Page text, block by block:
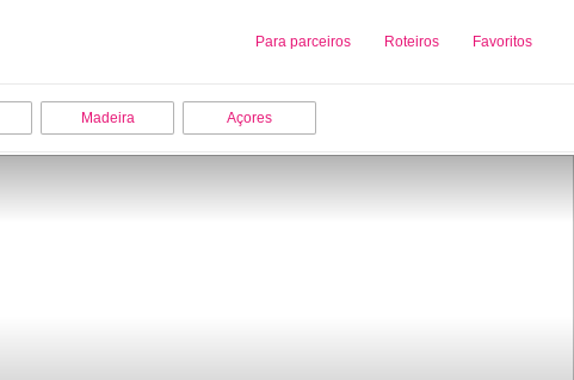
Para parceiros Roteiros Favoritos
Sobre nós Adicionar uma Empresa
Madeira Açores